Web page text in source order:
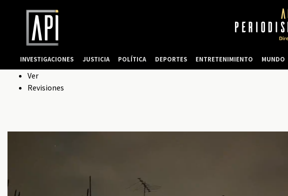
Solapas
Ver
Revisiones
INVESTIGACIONES JUSTICIA POLÍTICA DEPORTES ENTRETENIMIENTO MUNDO